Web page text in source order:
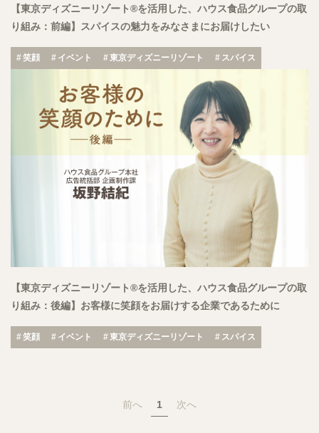
【東京ディズニーリゾート®を活用した、ハウス食品グループの取
り組み：前編】スパイスの魅力をみなさまにお届けしたい
笑顔 イベント 東京ディズニーリゾート スパイス
【東京ディズニーリゾート®を活用した、ハウス食品グループの取
り組み：後編】お客様に笑顔をお届けする企業であるために
笑顔 イベント 東京ディズニーリゾート スパイス
前へ 1 次へ